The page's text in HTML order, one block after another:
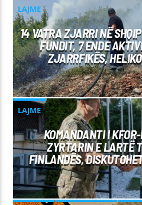
LAJME
14 VATRA ZJARRI NË
FUNDIT, 7 ENDE
ZJARRFIKËS,
LAJME
KOMANDANTI I
ZYRTARIN E LARTË
FINLANDËS,